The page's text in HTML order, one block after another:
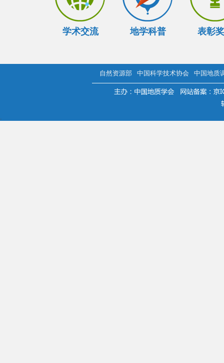
学术交流 地学科普 表彰
自然资源部 中国科学技术协会 中国地质
.